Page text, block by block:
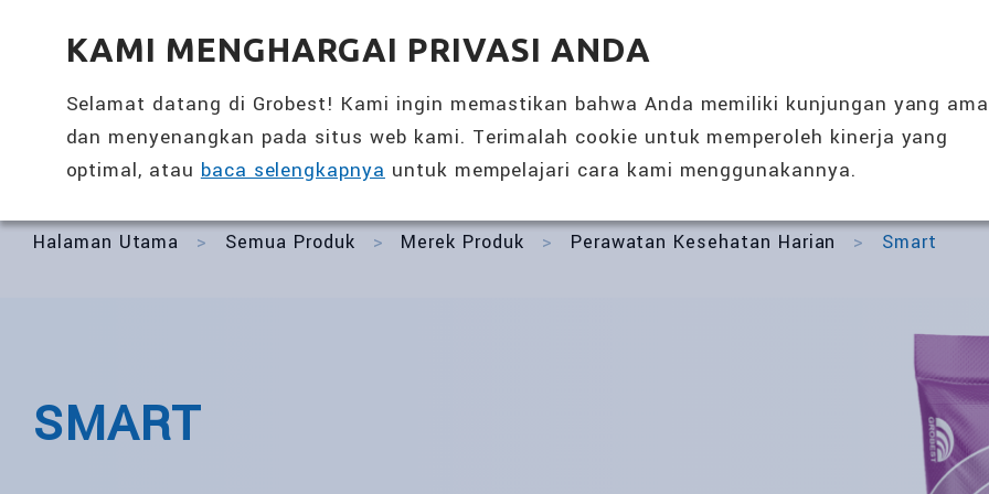
KAMI MENGHARGAI PRIVASI ANDA
Selamat datang di Grobest! Kami ingin memastikan bahwa Anda memiliki kunjungan yang
dan menyenangkan pada situs web kami. Terimalah cookie untuk memperoleh kinerja yang
optimal, ataubaca selengkapnyauntuk mempelajari cara kami menggunakannya.
全興國際水產股份有限公司 SOLUSI NUTRISI 360°
TENTANG KAMI
Perawatan Kesehatan Harian
Halaman Utama > Semua Produk > Merek Produk > Perawatan Kesehatan Harian > Smart
SMART